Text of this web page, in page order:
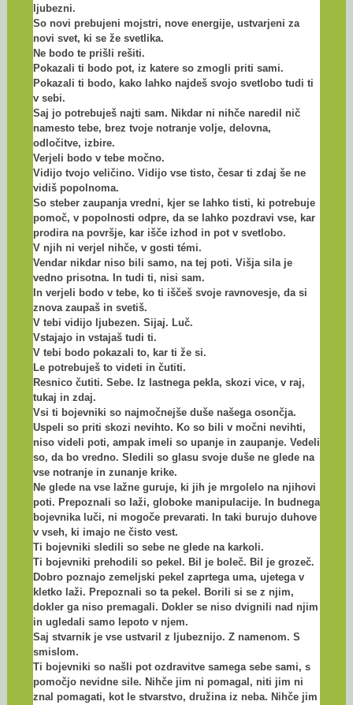
ljubezni.
So novi prebujeni mojstri, nove energije, ustvarjeni za
novi svet, ki se že svetlika.
Ne bodo te prišli rešiti.
Pokazali ti bodo pot, iz katere so zmogli priti sami.
Pokazali ti bodo, kako lahko najdeš svojo svetlobo tudi ti
v sebi.
Saj jo potrebuješ najti sam. Nikdar ni nihče naredil nič
namesto tebe, brez tvoje notranje volje, delovna,
odločitve, izbire.
Verjeli bodo v tebe močno.
Vidijo tvojo veličino. Vidijo vse tisto, česar ti zdaj še ne
vidiš popolnoma.
So steber zaupanja vredni, kjer se lahko tisti, ki potrebuje
pomoč, v popolnosti odpre, da se lahko pozdravi vse, kar
prodira na površje, kar išče izhod in pot v svetlobo.
V njih ni verjel nihče, v gosti témi.
Vendar nikdar niso bili samo, na tej poti. Višja sila je
vedno prisotna. In tudi ti, nisi sam.
In verjeli bodo v tebe, ko ti iščeš svoje ravnovesje, da si
znova zaupaš in svetiš.
V tebi vidijo ljubezen. Sijaj. Luč.
Vstajajo in vstajaš tudi ti.
V tebi bodo pokazali to, kar ti že si.
Le potrebuješ to videti in čutiti.
Resnico čutiti. Sebe. Iz lastnega pekla, skozi vice, v raj,
tukaj in zdaj.
Vsi ti bojevniki so najmočnejše duše našega osončja.
Uspeli so priti skozi nevihto. Ko so bili v močni nevihti,
niso videli poti, ampak imeli so upanje in zaupanje. Vedeli
so, da bo vredno. Sledili so glasu svoje duše ne glede na
vse notranje in zunanje krike.
Ne glede na vse lažne guruje, ki jih je mrgolelo na njihovi
poti. Prepoznali so laži, globoke manipulacije. In budnega
bojevnika luči, ni mogoče prevarati. In taki burujo duhove
v vseh, ki imajo ne čisto vest.
Ti bojevniki sledili so sebe ne glede na karkoli.
Ti bojevniki prehodili so pekel. Bil je boleč. Bil je grozeč.
Dobro poznajo zemeljski pekel zaprtega uma, ujetega v
kletko laži. Prepoznali so ta pekel. Borili si se z njim,
dokler ga niso premagali. Dokler se niso dvignili nad njim
in ugledali samo lepoto v njem.
Saj stvarnik je vse ustvaril z ljubeznijo. Z namenom. S
smislom.
Ti bojevniki so našli pot ozdravitve samega sebe sami, s
pomočjo nevidne sile. Nihče jim ni pomagal, niti jim ni
znal pomagati, kot le stvarstvo, družina iz neba. Nihče jim